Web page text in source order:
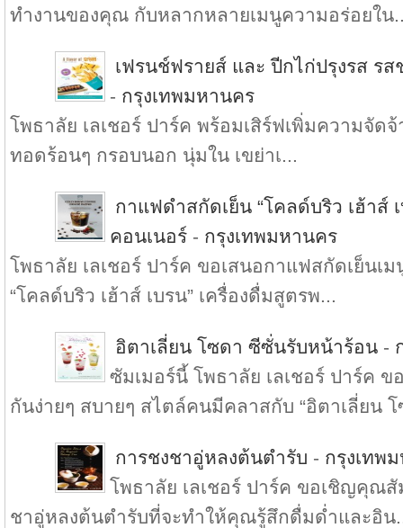
ทำงานของคุณ กับหลากหลายเมนูความอร่อยใน
เฟรนช์ฟรายส์ และ ปีกไก่ปรุงรส รส
- กรุงเทพมหานคร
โพธาลัย เลเชอร์ ปาร์ค พร้อมเสิร์ฟเพิ่มความจัด
ทอดร้อนๆ กรอบนอก นุ่มใน เขย่าเ...
กาแฟดำสกัดเย็น “โคลด์บริว เฮ้าส์
คอนเนอร์ - กรุงเทพมหานคร
โพธาลัย เลเชอร์ ปาร์ค ขอเสนอกาแฟสกัดเย็นเ
“โคลด์บริว เฮ้าส์ เบรน” เครื่องดื่มสูตรพ...
อิตาเลี่ยน โซดา ซีซั่นรับหน้าร้อน -
ซัมเมอร์นี้ โพธาลัย เลเชอร์ ปาร์ค
กันง่ายๆ สบายๆ สไตล์คนมีคลาสกับ “อิตาเลี่ยน
การชงชาอู่หลงต้นตำรับ - กรุงเทพ
โพธาลัย เลเชอร์ ปาร์ค ขอเชิญคุณ
ชาอู่หลงต้นตำรับที่จะทำให้คุณรู้สึกดื่มด่ำและอิน